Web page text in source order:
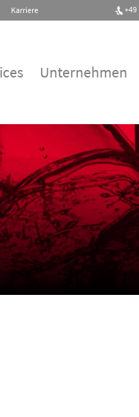
Karriere +49
Unternehmen